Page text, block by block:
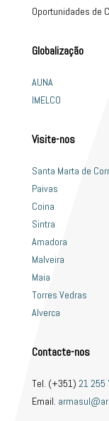
Oportunidades de
Globalização
AUNA
IMELCO
Visite-nos
Santa Marta de
Paivas
Coina
Sintra
Amadora
Malveira
Maia
Torres Vedras
Alverca
Contacte-nos
Tel. (+351) 21 255
Email.